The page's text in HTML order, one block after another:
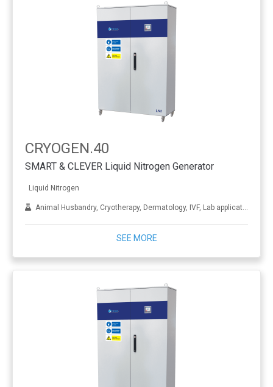
CRYOGEN.40
SMART & CLEVER Liquid Nitrogen Generator
Liquid Nitrogen
Animal Husbandry, Cryotherapy, Dermatology, IVF, Lab applications, Metal treatment
SEE MORE